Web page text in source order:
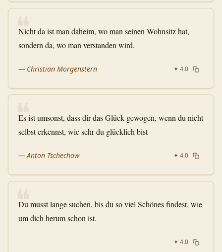
❝
Nicht da ist man daheim, wo man seinen Wohnsitz hat,
sondern da, wo man verstanden wird.
— Christian Morgenstern ✦ 4.0
❝
Es ist umsonst, dass dir das Glück gewogen, wenn du nicht
selbst erkennst, wie sehr du glücklich bist
—Anton Tschechow ✦ 4.0
❝
Du musst lange suchen, bis du so viel Schönes findest, wie
um dich herum schon ist.
✦ 4.0